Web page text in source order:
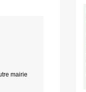
mairie